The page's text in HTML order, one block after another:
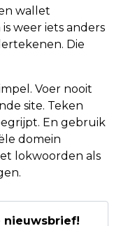
wallet
weer iets anders
Die
Voer nooit
site. Teken
En gebruik
domein
lokwoorden als
nieuwsbrief!